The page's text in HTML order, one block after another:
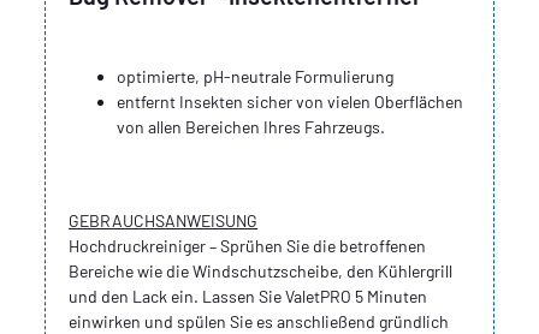
optimierte, pH-neutrale Formulierung
entfernt Insekten sicher von vielen Oberflächen
von allen Bereichen Ihres Fahrzeugs.
GEBRAUCHSANWEISUNG
Hochdruckreiniger – Sprühen Sie die betroffenen
Bereiche wie die Windschutzscheibe, den Kühlergrill
und den Lack ein. Lassen Sie ValetPRO 5 Minuten
einwirken und spülen Sie es anschließend gründlich